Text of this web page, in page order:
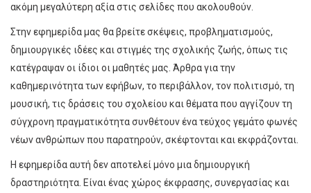
ακόμη μεγαλύτερη αξία στις σελίδες που ακολουθούν.
Στην εφημερίδα μας θα βρείτε σκέψεις, προβληματισμούς,
δημιουργικές ιδέες και στιγμές της σχολικής ζωής, όπως τις
κατέγραψαν οι ίδιοι οι μαθητές μας. Άρθρα για την
καθημερινότητα των εφήβων, το περιβάλλον, τον πολιτισμό, τη
μουσική, τις δράσεις του σχολείου και θέματα που αγγίζουν τη
σύγχρονη πραγματικότητα συνθέτουν ένα τεύχος γεμάτο φωνές
νέων ανθρώπων που παρατηρούν, σκέφτονται και εκφράζονται.
Η εφημερίδα αυτή δεν αποτελεί μόνο μια δημιουργική
δραστηριότητα. Είναι ένας χώρος έκφρασης, συνεργασίας και